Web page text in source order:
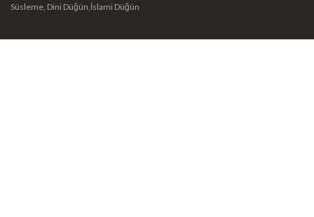
Süsleme, Dini Düğün,İslami Düğün